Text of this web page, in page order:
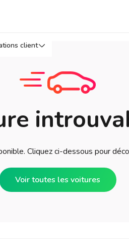
client
Cliquez ci-dessous pour
Voir toutes les voitures